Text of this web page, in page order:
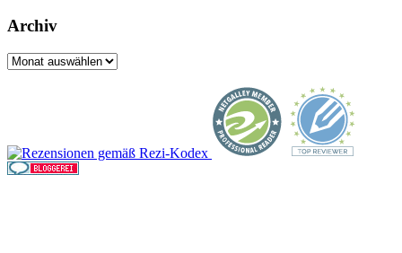
Archiv
Archiv